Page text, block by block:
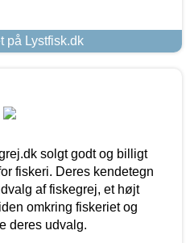
på Lystfisk.dk
solgt godt og billigt
fiskeri. Deres kendetegn
af fiskegrej, et højt
omkring fiskeriet og
deres udvalg.